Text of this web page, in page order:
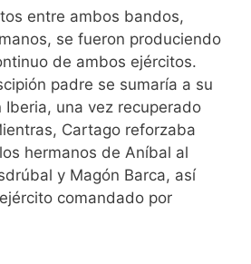
entre ambos bandos,
se fueron produciendo
de ambos ejércitos.
padre se sumaría a su
Iberia, una vez recuperado
Cartago reforzaba
hermanos de Aníbal al
y Magón Barca, así
comandado por